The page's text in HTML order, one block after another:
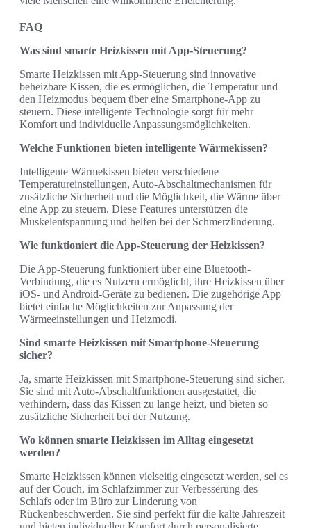
FAQ
Was sind smarte Heizkissen mit App-Steuerung?
Smarte Heizkissen mit App-Steuerung sind innovative
beheizbare Kissen, die es ermöglichen, die Temperatur und
den Heizmodus bequem über eine Smartphone-App zu
steuern. Diese intelligente Technologie sorgt für mehr
Komfort und individuelle Anpassungsmöglichkeiten.
Welche Funktionen bieten intelligente Wärmekissen?
Intelligente Wärmekissen bieten verschiedene
Temperatureinstellungen, Auto-Abschaltmechanismen für
zusätzliche Sicherheit und die Möglichkeit, die Wärme über
eine App zu steuern. Diese Features unterstützen die
Muskelentspannung und helfen bei der Schmerzlinderung.
Wie funktioniert die App-Steuerung der Heizkissen?
Die App-Steuerung funktioniert über eine Bluetooth-
Verbindung, die es Nutzern ermöglicht, ihre Heizkissen über
iOS- und Android-Geräte zu bedienen. Die zugehörige App
bietet einfache Möglichkeiten zur Anpassung der
Wärmeeinstellungen und Heizmodi.
Sind smarte Heizkissen mit Smartphone-Steuerung
sicher?
Ja, smarte Heizkissen mit Smartphone-Steuerung sind sicher.
Sie sind mit Auto-Abschaltfunktionen ausgestattet, die
verhindern, dass das Kissen zu lange heizt, und bieten so
zusätzliche Sicherheit bei der Nutzung.
Wo können smarte Heizkissen im Alltag eingesetzt
werden?
Smarte Heizkissen können vielseitig eingesetzt werden, sei es
auf der Couch, im Schlafzimmer zur Verbesserung des
Schlafs oder im Büro zur Linderung von
Rückenbeschwerden. Sie sind perfekt für die kalte Jahreszeit